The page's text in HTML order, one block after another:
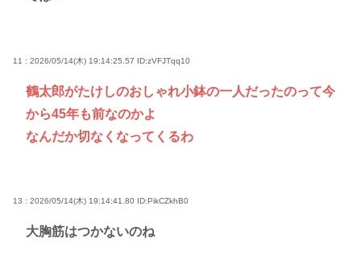
11 : 2026/05/14(木) 19:14:25.57 ID:zVFJTqq10
鶴太郎がたけしのおしゃれ小鉢の一人だったのって今
から45年も前なのかよ
なんだか切なくなってくるわ
13 : 2026/05/14(木) 19:14:41.80 ID:PikCZkhB0
大胸筋はつかないのね